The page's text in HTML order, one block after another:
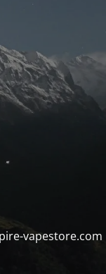
vapestore.com